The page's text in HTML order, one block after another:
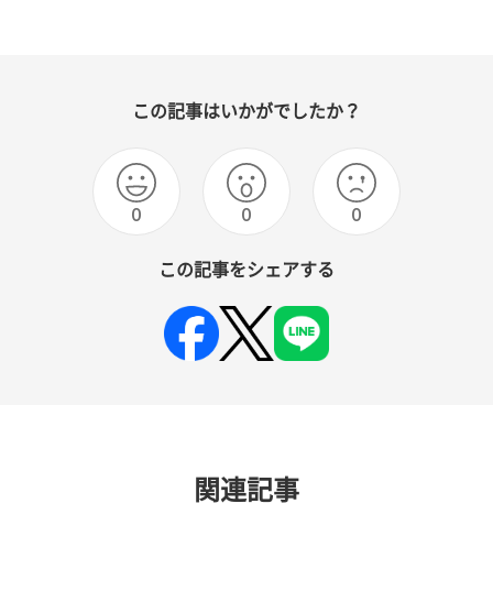
この記事はいかがでしたか？
0 0 0
この記事をシェアする
関連記事